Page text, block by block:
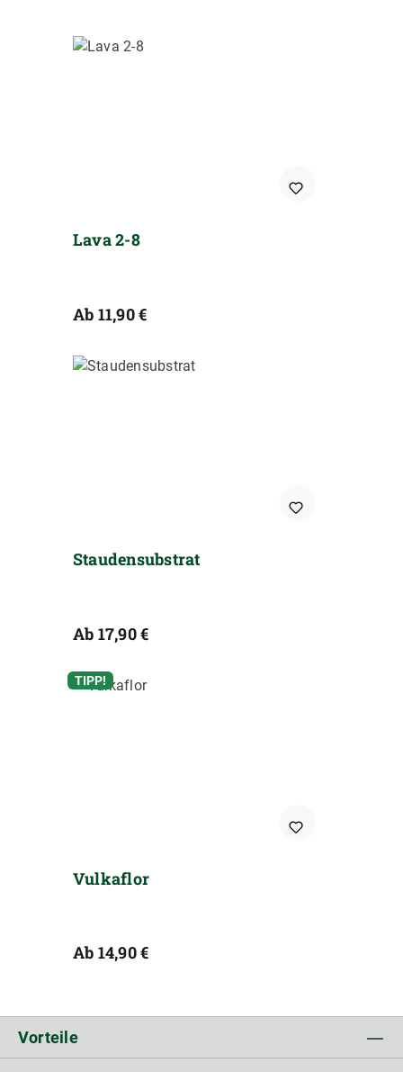
Lava 2-8
Regulärer Preis:
Ab 11,90 €
Staudensubstrat
Regulärer Preis:
Ab 17,90 €
TIPP!
Vulkaflor
Regulärer Preis:
Ab 14,90 €
Vorteile